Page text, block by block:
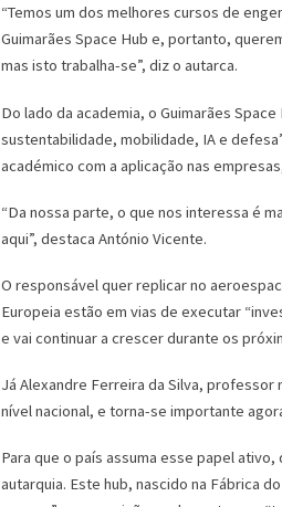
“Temos um dos melhores cursos de
Guimarães Space Hub e, portanto,
mas isto trabalha-se”, diz o autarca.
Do lado da academia, o Guimarães
sustentabilidade, mobilidade, IA e
académico com a aplicação nas
“Da nossa parte, o que nos interessa é
aqui”, destaca António Vicente.
O responsável quer replicar no
Europeia estão em vias de executar
e vai continuar a crescer durante os
Já Alexandre Ferreira da Silva, professor
nível nacional, e torna-se importante
Para que o país assuma esse papel
autarquia. Este hub, nascido na Fábrica